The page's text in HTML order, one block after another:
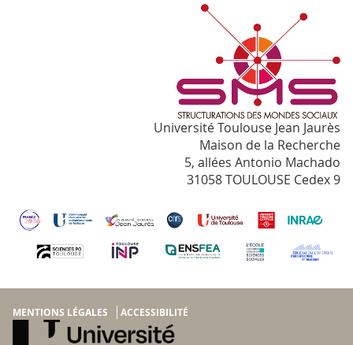
Université Toulouse Jean Jaurès
Maison de la Recherche
5, allées Antonio Machado
31058 TOULOUSE Cedex 9
MENTIONS LÉGALES ACCESSIBILITÉ